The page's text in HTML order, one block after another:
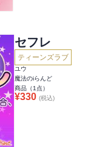
セフレ
ティーンズラブ
ユウ
魔法のiらんど
商品（1 点）
¥330 (税込)